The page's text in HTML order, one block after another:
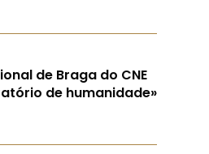
de Braga do CNE
de humanidade»